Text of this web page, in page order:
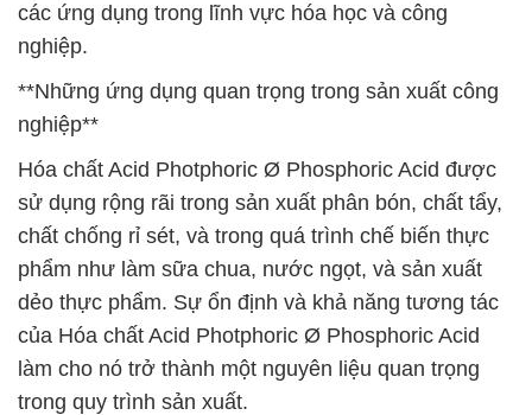
các ứng dụng trong lĩnh vực hóa học và công
nghiệp.
**Những ứng dụng quan trọng trong sản xuất công
nghiệp**
Hóa chất Acid Photphoric Ø Phosphoric Acid được
sử dụng rộng rãi trong sản xuất phân bón, chất tẩy,
chất chống rỉ sét, và trong quá trình chế biến thực
phẩm như làm sữa chua, nước ngọt, và sản xuất
dẻo thực phẩm. Sự ổn định và khả năng tương tác
của Hóa chất Acid Photphoric Ø Phosphoric Acid
làm cho nó trở thành một nguyên liệu quan trọng
trong quy trình sản xuất.